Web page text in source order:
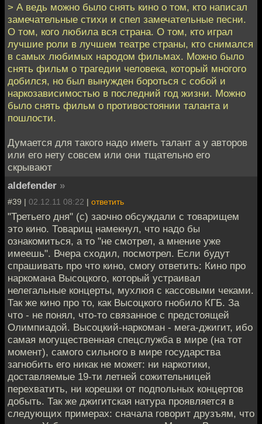
> А ведь можно было снять кино о том, кто написал
замечательные стихи и спел замечательные песни.
О том, кого любила вся страна. О том, кто играл
лучшие роли в лучшем театре страны, кто снимался
в самых любимых народом фильмах. Можно было
снять фильм о трагедии человека, который многого
добился, но был вынужден бороться с собой и
наркозависимостью в последний год жизни. Можно
было снять фильм о противостоянии таланта и
пошлости.
Думается для такого надо иметь талант а у авторов
или его нету совсем или они тщательно его
скрывают
aldefender »
#39 | 02.12.11 08:22 | ответить
"Третьего дня" (с) заочно обсуждали с товарищем
это кино. Товарищ намекнул, что надо бы
ознакомиться, а то "не смотрел, а мнение уже
имеешь". Вчера сходил, посмотрел. Если будут
спрашивать про что кино, смогу ответить: Кино про
наркомана Высоцкого, который устраивал
нелегальные концерты, мухлюя с кассовыми чеками.
Так же кино про то, как Высоцкого гнобило КГБ. За
что - не понял, что-то связанное с предстоящей
Олимпиадой. Высоцкий-наркоман - мега-джигит, ибо
самая могущественная спецслужба в мире (на тот
момент), самого сильного в мире государства
загнобить его никак не может: ни наркотики,
доставляемые 19-ти летней сожительницей
перехватить, ни корешки от подпольных концертов
добыть. Так же джигитская натура проявляется в
следующих примерах: сначала говорит друзъям, что